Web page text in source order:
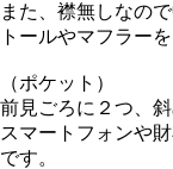
また、襟無しなの
トールやマフラー
（ポケット）
前見ごろに２つ、
スマートフォンや
です。